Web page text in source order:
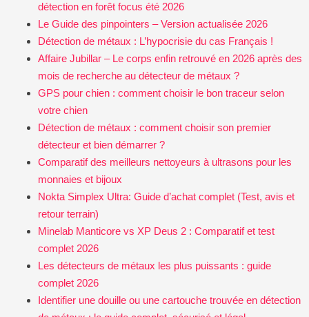
détection en forêt focus été 2026
Le Guide des pinpointers – Version actualisée 2026
Détection de métaux : L’hypocrisie du cas Français !
Affaire Jubillar – Le corps enfin retrouvé en 2026 après des
mois de recherche au détecteur de métaux ?
GPS pour chien : comment choisir le bon traceur selon
votre chien
Détection de métaux : comment choisir son premier
détecteur et bien démarrer ?
Comparatif des meilleurs nettoyeurs à ultrasons pour les
monnaies et bijoux
Nokta Simplex Ultra: Guide d’achat complet (Test, avis et
retour terrain)
Minelab Manticore vs XP Deus 2 : Comparatif et test
complet 2026
Les détecteurs de métaux les plus puissants : guide
complet 2026
Identifier une douille ou une cartouche trouvée en détection